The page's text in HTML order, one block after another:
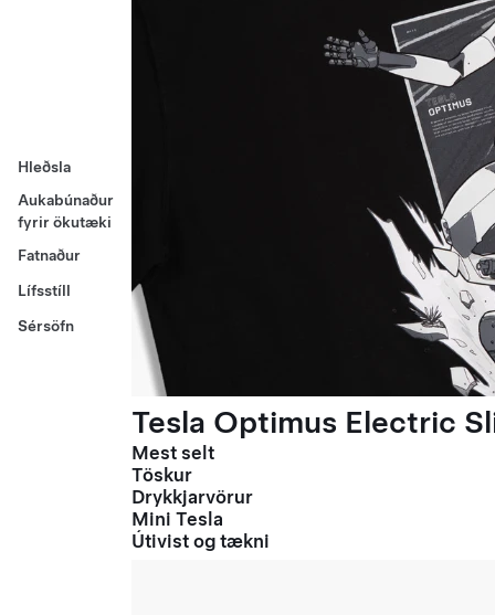
Hleðsla
Aukabúnaður
fyrir ökutæki
Fatnaður
Lífsstíll
Sérsöfn
Tesla Optimus Electric
Mest selt
Töskur
Drykkjarvörur
Mini Tesla
Útivist og tækni